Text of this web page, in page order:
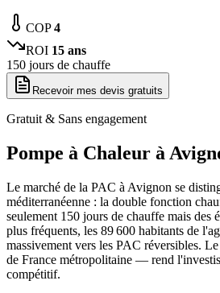
COP4
ROI 15 ans
150 jours de chauffe
Recevoir mes devis gratuits
Gratuit & Sans engagement
Pompe à Chaleur à
Le marché de la PAC à Avignon se
méditerranéenne : la double fonction
seulement 150 jours de chauffe mais des
plus fréquents, les 89 600 habitants de
massivement vers les PAC réversibles.
de France métropolitaine — rend
compétitif.